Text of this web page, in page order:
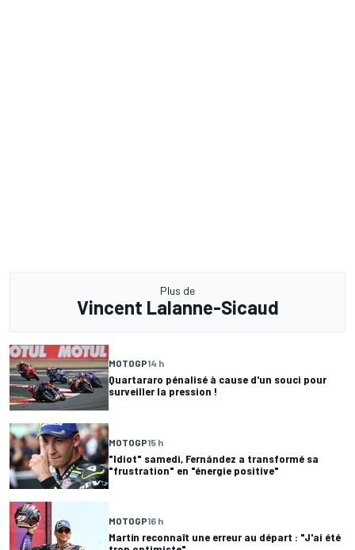
Plus de
Vincent Lalanne-Sicaud
MOTOGP14 h
Quartararo pénalisé à cause d'un souci pour
surveiller la pression !
MOTOGP15 h
"Idiot" samedi, Fernández a transformé sa
"frustration" en "énergie positive"
MOTOGP16 h
Martín reconnaît une erreur au départ : "J'ai été